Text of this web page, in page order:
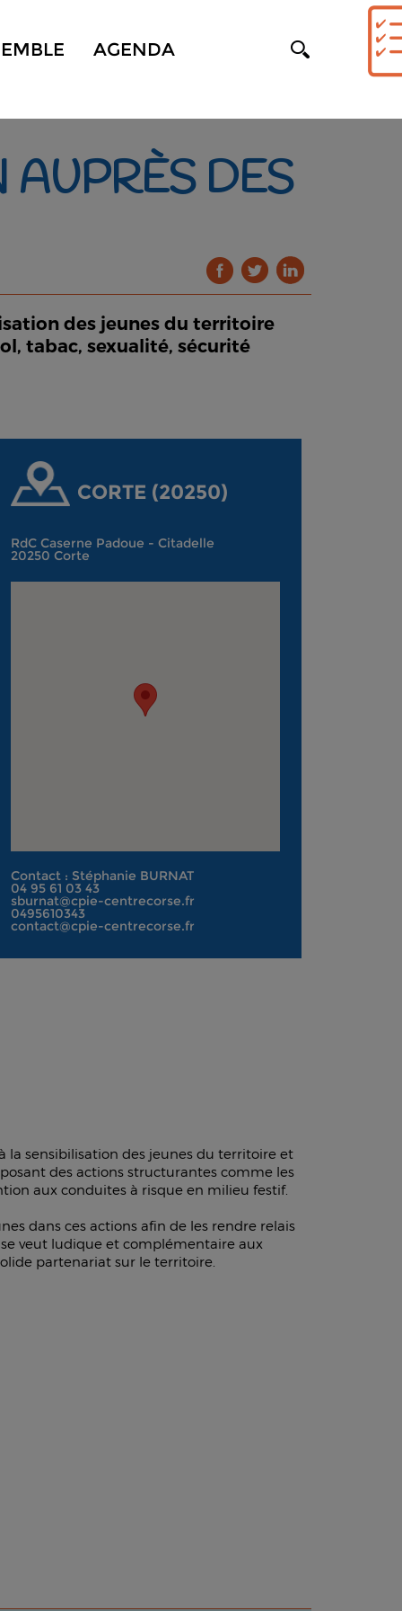
AGENDA
DES
des jeunes du territoire
tabac, sexualité, sécurité
CORTE (20250)
RdC Caserne Padoue - Citadelle
20250 Corte
Contact : Stéphanie BURNAT
04 95 61 03 43
sburnat@cpie-centrecorse.fr
0495610343
contact@cpie-centrecorse.fr
la sensibilisation des jeunes du territoire et
des actions structurantes comme les
aux conduites à risque en milieu festif.
dans ces actions afin de les rendre relais
veut ludique et complémentaire aux
partenariat sur le territoire.